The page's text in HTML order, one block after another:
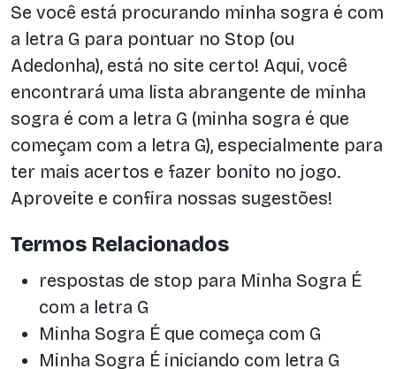
Se você está procurando minha sogra é com
a letra G para pontuar no Stop (ou
Adedonha), está no site certo! Aqui, você
encontrará uma lista abrangente de minha
sogra é com a letra G (minha sogra é que
começam com a letra G), especialmente para
ter mais acertos e fazer bonito no jogo.
Aproveite e confira nossas sugestões!
Termos Relacionados
respostas de stop para Minha Sogra É
com a letra G
Minha Sogra É que começa com G
Minha Sogra É iniciando com letra G